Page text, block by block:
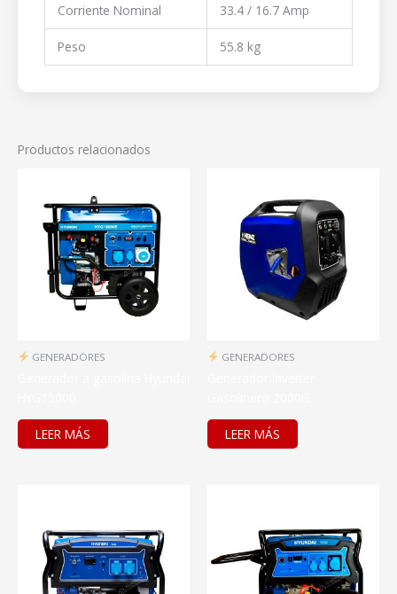
Corriente Nominal 33.4 / 16.7 Amp
Peso 55.8 kg
Productos relacionados
GENERADORES
LEER MÁS
GENERADORES
LEER MÁS